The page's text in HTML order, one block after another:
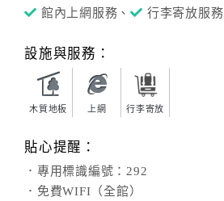
館內上網服務、 行李寄放服務
設施與服務：
木質地板 上網 行李寄放
貼心提醒：
．專用標識編號：292
．免費WIFI（全館）